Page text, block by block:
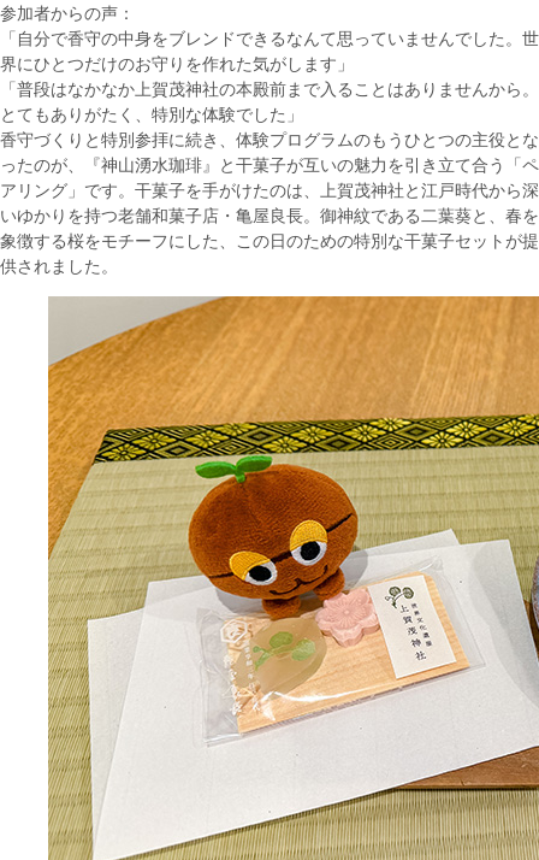
参加者からの声：
「自分で香守の中身をブレンドできるなんて思っていませんでした。世
界にひとつだけのお守りを作れた気がします」
「普段はなかなか上賀茂神社の本殿前まで入ることはありませんから。
とてもありがたく、特別な体験でした」
香守づくりと特別参拝に続き、体験プログラムのもうひとつの主役とな
ったのが、『神山湧水珈琲』と干菓子が互いの魅力を引き立て合う「ペ
アリング」です。干菓子を手がけたのは、上賀茂神社と江戸時代から深
いゆかりを持つ老舗和菓子店・亀屋良長。御神紋である二葉葵と、春を
象徴する桜をモチーフにした、この日のための特別な干菓子セットが提
供されました。